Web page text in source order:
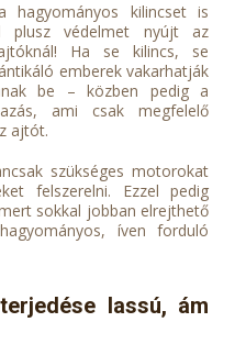
hagyományos kilincset is
plusz védelmet nyújt az
Ha se kilincs, se
emberek vakarhatják
be – közben pedig a
ami csak megfelelő
ajtót.
szükséges motorokat
felszerelni. Ezzel pedig
sokkal jobban elrejthető
íven forduló
lassú, ám